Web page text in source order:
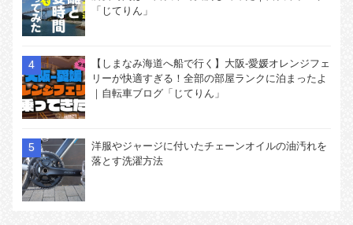
「じてりん」
【しまなみ海道へ船で行く】大阪-愛媛オレンジフェ
リーが快適すぎる！全部の部屋ランクに泊まったよ
｜自転車ブログ「じてりん」
洋服やジャージに付いたチェーンオイルの油汚れを
落とす洗濯方法